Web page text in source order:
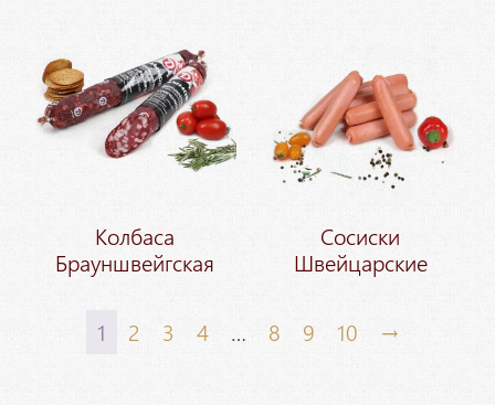
Колбаса
Брауншвейгская
Сосиски
Швейцарские
1 2 3 4 … 8 9 10 →